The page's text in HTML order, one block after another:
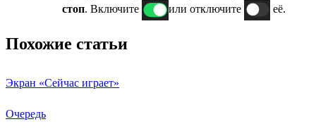
стоп. Включите или отключите её.
Похожие статьи
Экран «Сейчас играет»
Очередь